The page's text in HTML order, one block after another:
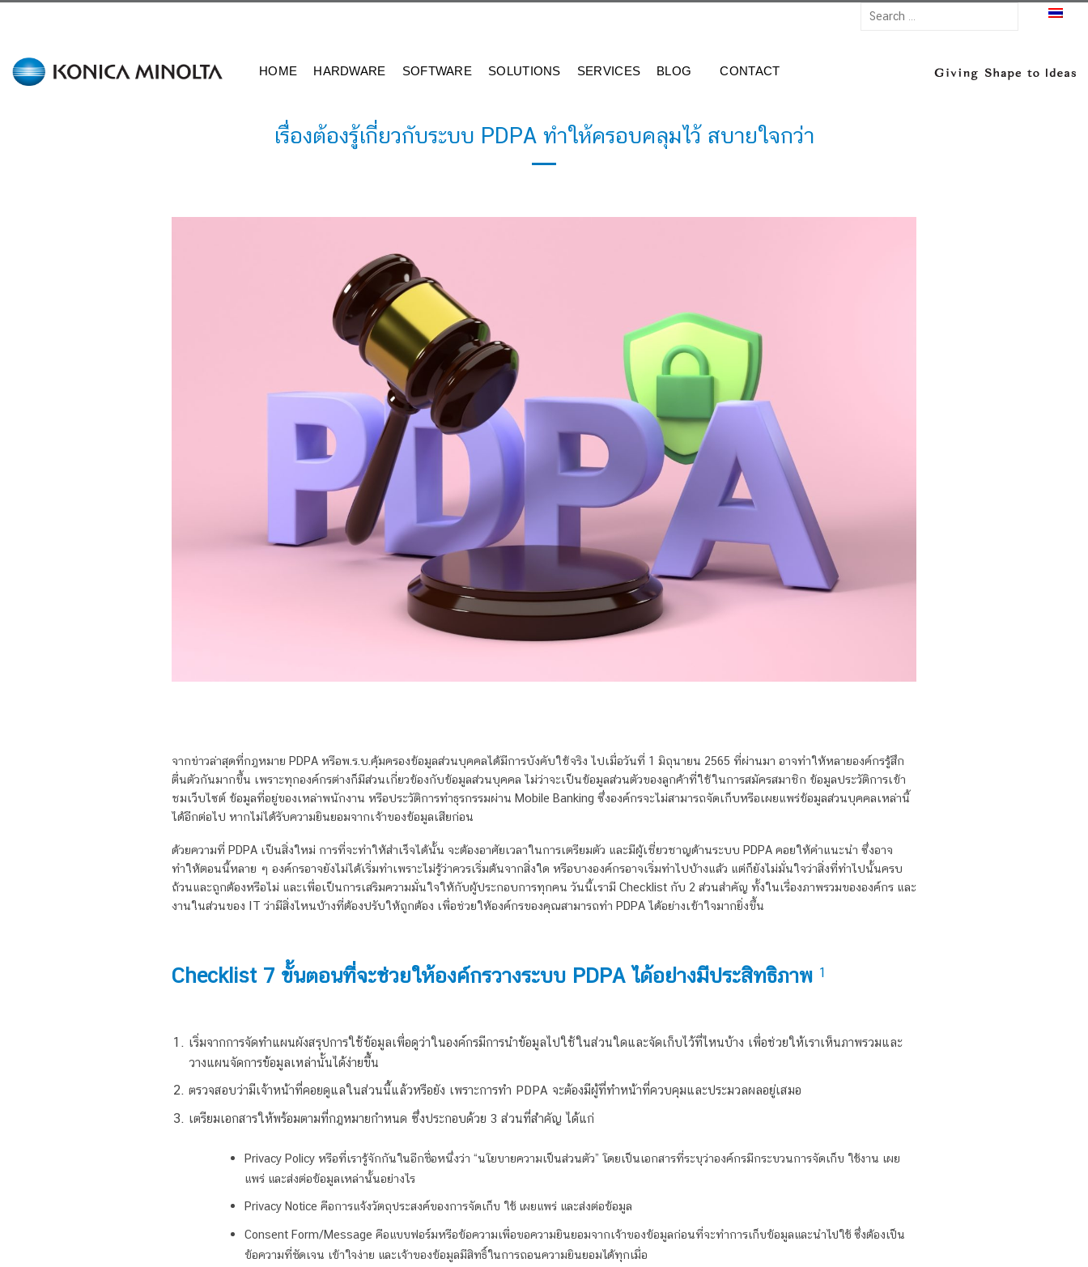
HOME HARDWARE SOFTWARE SOLUTIONS SERVICES BLOG CONTACT
เรื่องต้องรู้เกี่ยวกับระบบ PDPA ทำให้ครอบคลุมไว้ สบายใจกว่า
จากข่าวล่าสุดที่กฎหมาย PDPA หรือพ.ร.บ.คุ้มครองข้อมูลส่วนบุคคลได้มีการบังคับใช้จริง ไปเมื่อวันที่ 1 มิถุนายน 2565 ที่ผ่านมา อาจทำให้หลายองค์กรรู้สึก
ตื่นตัวกันมากขึ้น เพราะทุกองค์กรต่างก็มีส่วนเกี่ยวข้องกับข้อมูลส่วนบุคคล ไม่ว่าจะเป็นข้อมูลส่วนตัวของลูกค้าที่ใช้ในการสมัครสมาชิก ข้อมูลประวัติการเข้า
ชมเว็บไซต์ ข้อมูลที่อยู่ของเหล่าพนักงาน หรือประวัติการทำธุรกรรมผ่าน Mobile Banking ซึ่งองค์กรจะไม่สามารถจัดเก็บหรือเผยแพร่ข้อมูลส่วนบุคคลเหล่านี้
ได้อีกต่อไป หากไม่ได้รับความยินยอมจากเจ้าของข้อมูลเสียก่อน
ด้วยความที่ PDPA เป็นสิ่งใหม่ การที่จะทำให้สำเร็จได้นั้น จะต้องอาศัยเวลาในการเตรียมตัว และมีผู้เชี่ยวชาญด้านระบบ PDPA คอยให้คำแนะนำ ซึ่งอาจ
ทำให้ตอนนี้หลาย ๆ องค์กรอาจยังไม่ได้เริ่มทำเพราะไม่รู้ว่าควรเริ่มต้นจากสิ่งใด หรือบางองค์กรอาจเริ่มทำไปบ้างแล้ว แต่ก็ยังไม่มั่นใจว่าสิ่งที่ทำไปนั้นครบ
ถ้วนและถูกต้องหรือไม่ และเพื่อเป็นการเสริมความมั่นใจให้กับผู้ประกอบการทุกคน วันนี้เรามี Checklist กับ 2 ส่วนสำคัญ ทั้งในเรื่องภาพรวมขององค์กร และ
งานในส่วนของ IT ว่ามีสิ่งไหนบ้างที่ต้องปรับให้ถูกต้อง เพื่อช่วยให้องค์กรของคุณสามารถทำ PDPA ได้อย่างเข้าใจมากยิ่งขึ้น
Checklist 7 ขั้นตอนที่จะช่วยให้องค์กรวางระบบ PDPAได้อย่างมีประสิทธิภาพ 1
เริ่มจากการจัดทำแผนผังสรุปการใช้ข้อมูลเพื่อดูว่าในองค์กรมีการนำข้อมูลไปใช้ในส่วนใดและจัดเก็บไว้ที่ไหนบ้าง เพื่อช่วยให้เราเห็นภาพรวมและ
วางแผนจัดการข้อมูลเหล่านั้นได้ง่ายขึ้น
ตรวจสอบว่ามีเจ้าหน้าที่คอยดูแลในส่วนนี้แล้วหรือยัง เพราะการทำ PDPA จะต้องมีผู้ที่ทำหน้าที่ควบคุมและประมวลผลอยู่เสมอ
เตรียมเอกสารให้พร้อมตามที่กฎหมายกำหนด ซึ่งประกอบด้วย 3 ส่วนที่สำคัญ ได้แก่
Privacy Policy หรือที่เรารู้จักกันในอีกชื่อหนึ่งว่า “นโยบายความเป็นส่วนตัว” โดยเป็นเอกสารที่ระบุว่าองค์กรมีกระบวนการจัดเก็บ ใช้งาน เผย
แพร่ และส่งต่อข้อมูลเหล่านั้นอย่างไร
Privacy Notice คือการแจ้งวัตถุประสงค์ของการจัดเก็บ ใช้ เผยแพร่ และส่งต่อข้อมูล
Consent Form/Message คือแบบฟอร์มหรือข้อความเพื่อขอความยินยอมจากเจ้าของข้อมูลก่อนที่จะทำการเก็บข้อมูลและนำไปใช้ ซึ่งต้องเป็น
ข้อความที่ชัดเจน เข้าใจง่าย และเจ้าของข้อมูลมีสิทธิ์ในการถอนความยินยอมได้ทุกเมื่อ